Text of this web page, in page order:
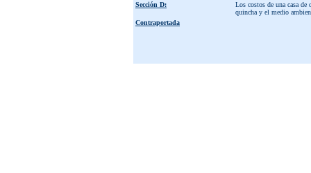
Sección D:
Los costos de una casa
quincha y el medio
Contraportada